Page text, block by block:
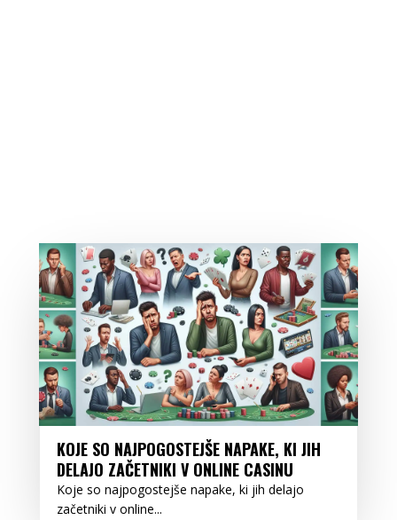
KOJE SO NAJPOGOSTEJŠE NAPAKE, KI JIH
DELAJO ZAČETNIKI V ONLINE CASINU
Koje so najpogostejše napake, ki jih delajo
začetniki v online...